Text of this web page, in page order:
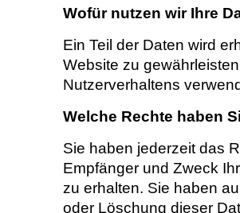
Wofür nutzen wir Ihre
Ein Teil der Daten wird
Website zu
Nutzerverhaltens
Welche Rechte haben
Sie haben jederzeit das
Empfänger und Zweck
zu erhalten. Sie haben
oder Löschung dieser